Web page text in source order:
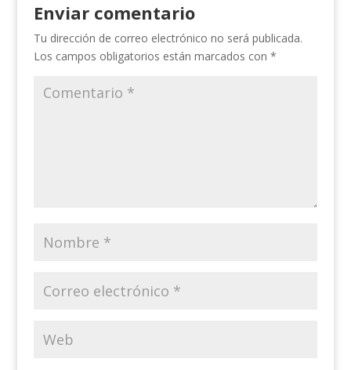
Enviar comentario
Tu dirección de correo electrónico no será publicada.
Los campos obligatorios están marcados con *